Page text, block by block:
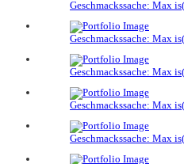
Geschmackssache: Max
Geschmackssache: Max
Geschmackssache: Max
Geschmackssache: Max
Geschmackssache: Max